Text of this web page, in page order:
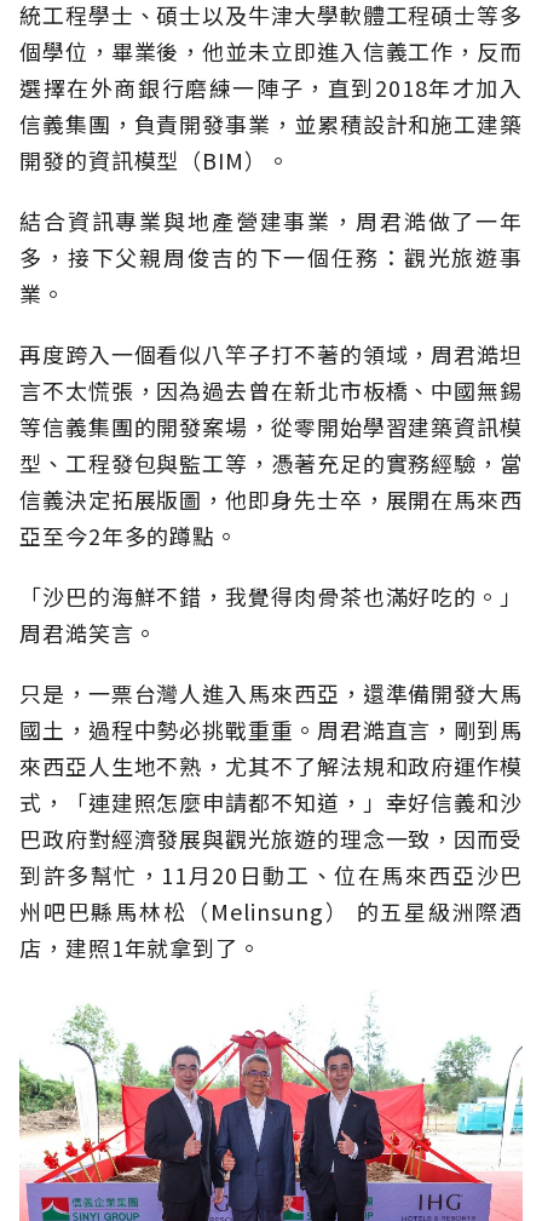
統工程學士、碩士以及牛津大學軟體工程碩士等多
個學位，畢業後，他並未立即進入信義工作，反而
選擇在外商銀行磨練一陣子，直到2018年才加入
信義集團，負責開發事業，並累積設計和施工建築
開發的資訊模型（BIM）。
結合資訊專業與地產營建事業，周君澔做了一年
多，接下父親周俊吉的下一個任務：觀光旅遊事
業。
再度跨入一個看似八竿子打不著的領域，周君澔坦
言不太慌張，因為過去曾在新北市板橋、中國無錫
等信義集團的開發案場，從零開始學習建築資訊模
型、工程發包與監工等，憑著充足的實務經驗，當
信義決定拓展版圖，他即身先士卒，展開在馬來西
亞至今2年多的蹲點。
「沙巴的海鮮不錯，我覺得肉骨茶也滿好吃的。」
周君澔笑言。
只是，一票台灣人進入馬來西亞，還準備開發大馬
國土，過程中勢必挑戰重重。周君澔直言，剛到馬
來西亞人生地不熟，尤其不了解法規和政府運作模
式，「連建照怎麼申請都不知道，」幸好信義和沙
巴政府對經濟發展與觀光旅遊的理念一致，因而受
到許多幫忙，11月20日動工、位在馬來西亞沙巴
州吧巴縣馬林松（Melinsung） 的五星級洲際酒
店，建照1年就拿到了。